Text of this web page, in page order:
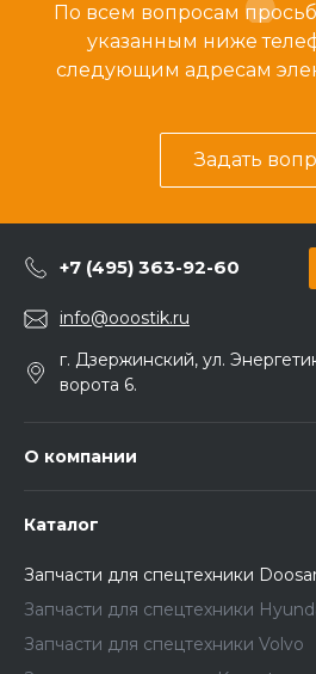
По всем вопросам
указанным ниже
следующим адресам
Задать
+7 (495) 363-92-60
info@ooostik.ru
г. Дзержинский, ул.
ворота 6.
О компании
Каталог
Запчасти для спецтехники
Запчасти для спецтехники
Запчасти для спецтехники Volvo